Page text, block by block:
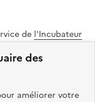
des
améliorer votre
de l'Incubateur
de ce site web
ce site est conçu